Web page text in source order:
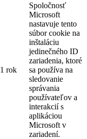
1 rok
Spoločnosť
Microsoft
nastavuje tento
súbor cookie na
inštaláciu
jedinečného ID
zariadenia, ktoré
sa používa na
sledovanie
správania
používateľov a
interakcií s
aplikáciou
Microsoft v
zariadení.